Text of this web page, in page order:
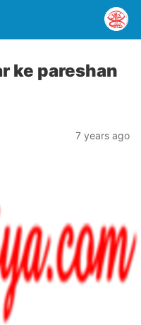
ke pareshan
7 years ago